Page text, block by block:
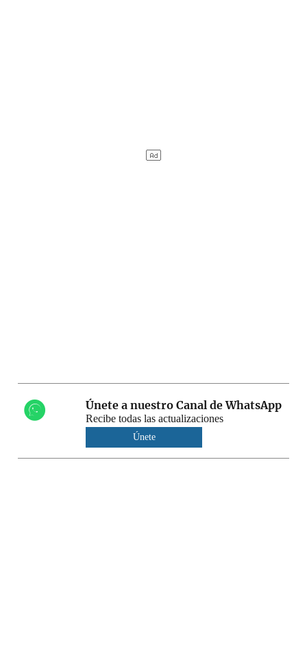
Únete a nuestro Canal de WhatsApp
Recibe todas las actualizaciones
Únete